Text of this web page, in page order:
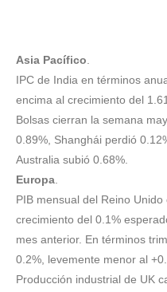
Asia Pacífico
IPC de India en términos
encima al crecimiento del
Bolsas cierran la semana
0.89%, Shanghái perdió
Australia subió 0.68%.
Europa
PIB mensual del Reino
crecimiento del 0.1%
mes anterior. En términos
0.2%, levemente menor al
Producción industrial de UK